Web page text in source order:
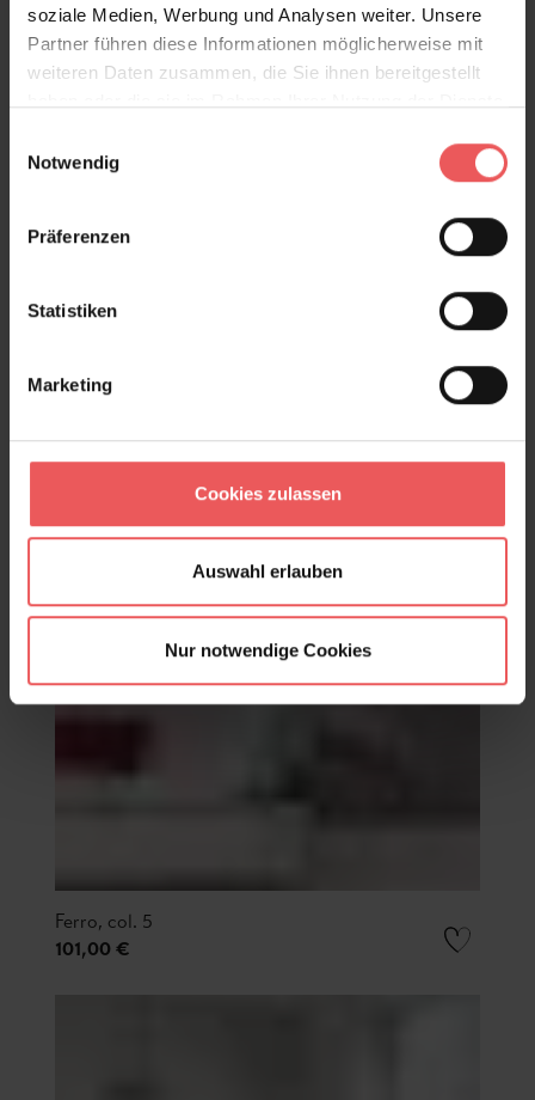
soziale Medien, Werbung und Analysen weiter. Unsere
Partner führen diese Informationen möglicherweise mit
weiteren Daten zusammen, die Sie ihnen bereitgestellt
Notwendig
Präferenzen
Statistiken
Marketing
Cookies zulassen
Auswahl erlauben
Nur notwendige Cookies
Ferro, col. 4
Ferro, col. 5
101,00 €